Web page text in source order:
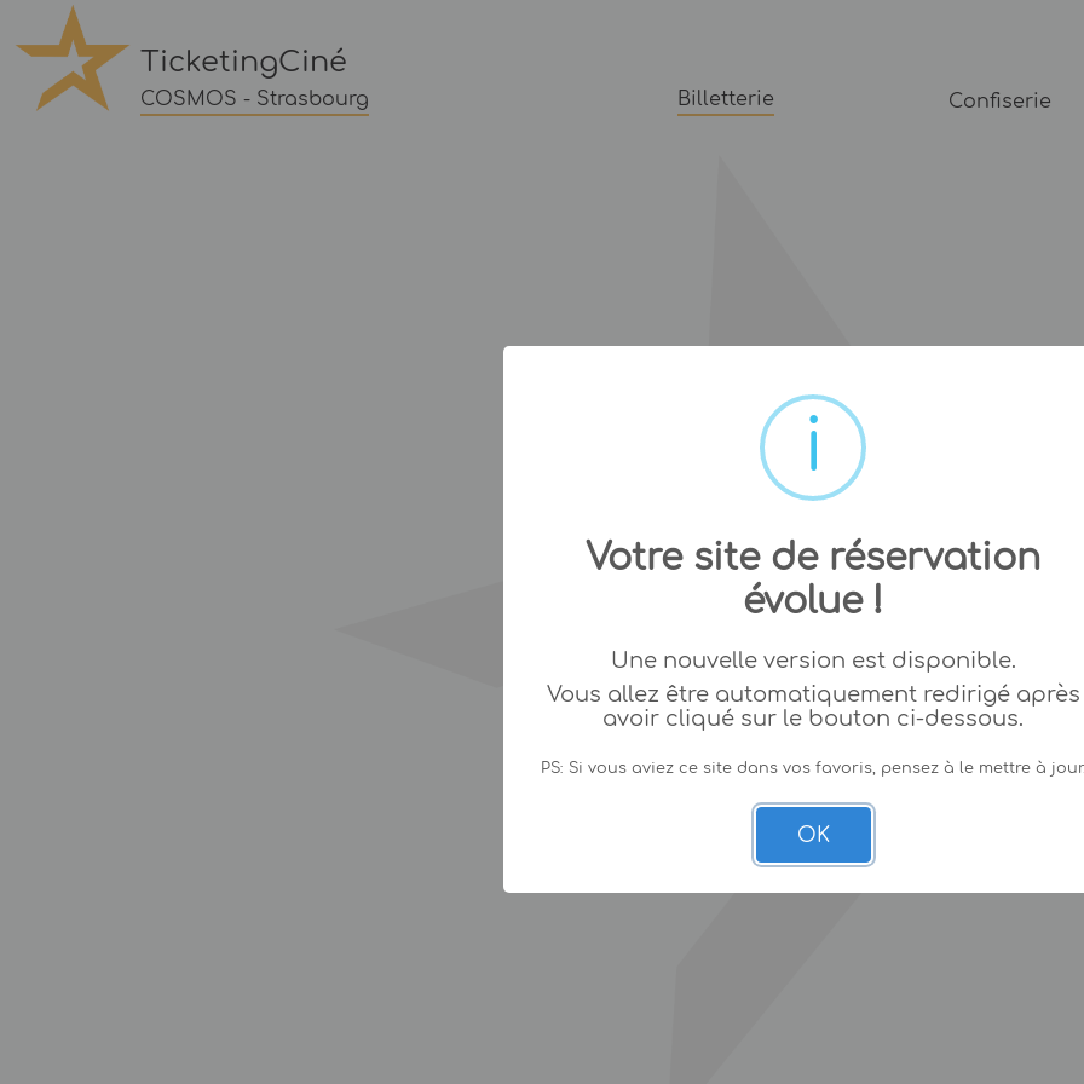
TicketingCiné
COSMOS - Strasbourg Billetterie Confiserie
Votre site de réservation
évolue !
Une nouvelle version est disponible.
Vous allez être automatiquement redirigé après
avoir cliqué sur le bouton ci-dessous.
PS: Si vous aviez ce site dans vos favoris, pensez à le mettre à
OK